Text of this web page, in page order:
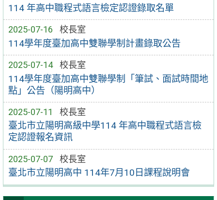
114 年高中職程式語言檢定認證錄取名單
2025-07-16 校長室
114學年度臺加高中雙聯學制計畫錄取公告
2025-07-14 校長室
114學年度臺加高中雙聯學制「筆試、面試時間地
點」公告（陽明高中）
2025-07-11 校長室
臺北市立陽明高級中學114 年高中職程式語言檢
定認證報名資訊
2025-07-07 校長室
臺北市立陽明高中 114年7月10日課程說明會